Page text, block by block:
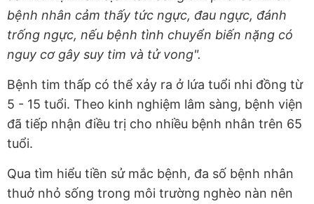
bệnh nhân cảm thấy tức ngực, đau ngực, đánh
trống ngực, nếu bệnh tình chuyển biến nặng có
nguy cơ gây suy tim và tử vong".
Bệnh tim thấp có thể xảy ra ở lứa tuổi nhi đồng từ
5 - 15 tuổi. Theo kinh nghiệm lâm sàng, bệnh viện
đã tiếp nhận điều trị cho nhiều bệnh nhân trên 65
tuổi.
Qua tìm hiểu tiền sử mắc bệnh, đa số bệnh nhân
thuở nhỏ sống trong môi trường nghèo nàn nên